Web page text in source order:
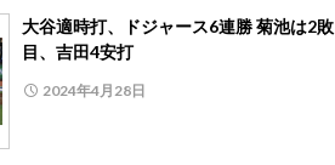
大谷適時打、ドジャース6連勝 菊池は2敗
目、吉田4安打
2024年4月28日